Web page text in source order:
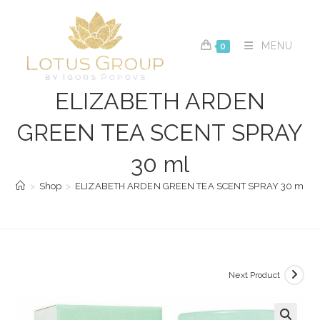
0 MENU
ELIZABETH ARDEN
GREEN TEA SCENT SPRAY
30 ml
> Shop > ELIZABETH ARDEN GREEN TEA SCENT SPRAY 30 ml
Next Product